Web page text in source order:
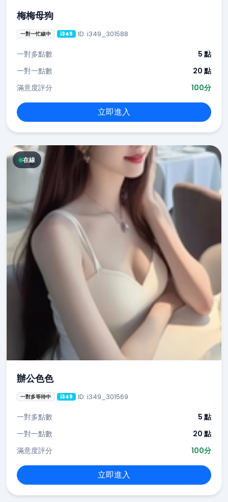
梅梅母狗
一對一忙線中 i349 ID: i349_301588
一對多點數
5 點
一對一點數
20 點
滿意度評分
100分
立即進入
在線
辦公色色
一對多等待中 i349 ID: i349_301569
一對多點數
5 點
一對一點數
20 點
滿意度評分
100分
立即進入